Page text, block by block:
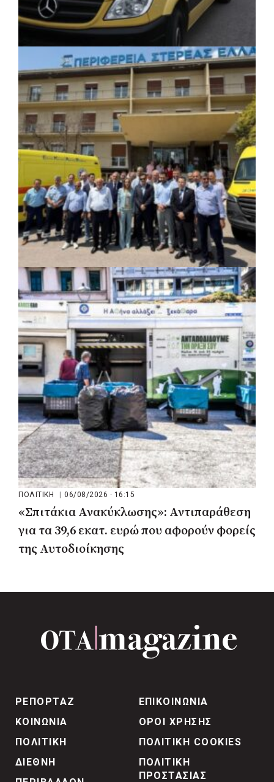
06/08/2026 · 17:08
Περιφέρεια Κεντρικής Μακεδονίας: Λύση
για τη μεταφορά 16.500 μαθητών
ΚΟΙΝΩΝΙΑ | 06/08/2026 · 17:01
Περιφέρεια Στερεάς Ελλάδας: Ενίσχυση
του ΕΣΥ με 34 νέα ασθενοφόρα από
πόρους του ΕΣΠΑ
ΠΟΛΙΤΙΚΗ 06/08/2026 · 16:15
«Σπιτάκια Ανακύκλωσης»: Αντιπαράθεση
για τα 39,6 εκατ. ευρώ που αφορούν φορείς
της Αυτοδιοίκησης
ΡΕΠΟΡΤΑΖ
ΚΟΙΝΩΝΙΑ
ΠΟΛΙΤΙΚΗ
ΔΙΕΘΝΗ
ΕΠΙΚΟΙΝΩΝΙΑ
ΟΡΟΙ ΧΡΗΣΗΣ
ΠΟΛΙΤΙΚΗ COOKIES
ΠΟΛΙΤΙΚΗ
ΠΡΟΣΤΑΣΙΑΣ